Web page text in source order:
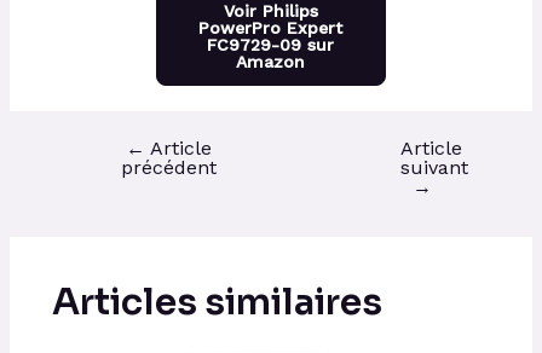
Voir Philips
PowerPro Expert
FC9729-09 sur
Amazon
← Article
précédent
Article
suivant
→
Articles similaires